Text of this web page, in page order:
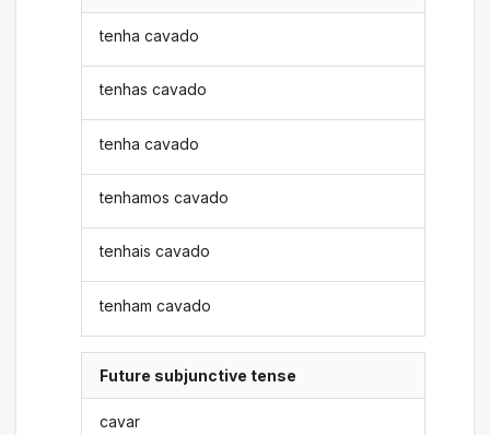
tenha cavado
tenhas cavado
tenha cavado
tenhamos cavado
tenhais cavado
tenham cavado
Future subjunctive tense
cavar